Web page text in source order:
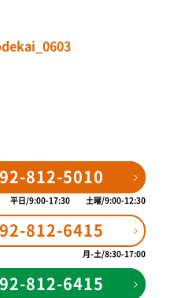
812-5010
平日 9:00-17:30 土曜 9:00-12:30
812-6415
月-土 8:30-17:00
812-6415